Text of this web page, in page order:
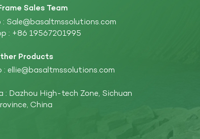
Sales Team
Sale@basaltmssolutions.com
: +86 19567201995
Products
: ellie@basaltmssolutions.com
: Dazhou High-tech Zone, Sichuan
China